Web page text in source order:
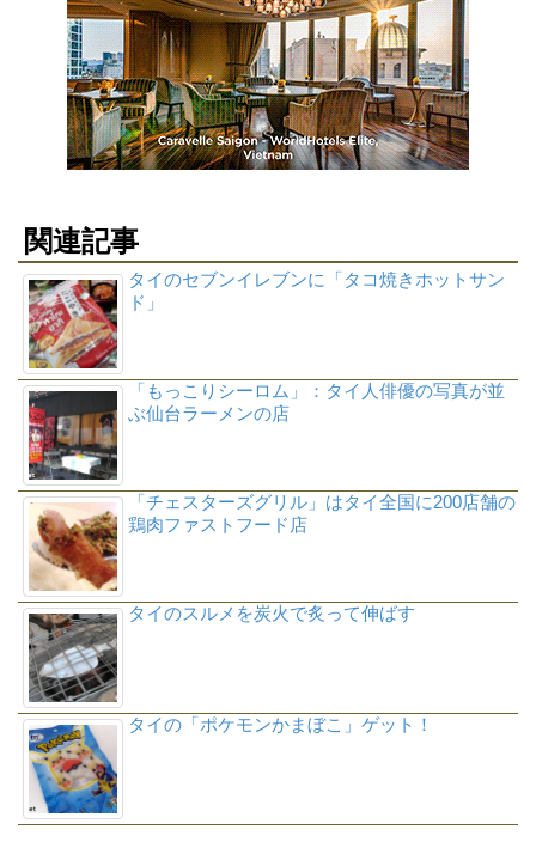
関連記事
タイのセブンイレブンに「タコ焼きホットサン
ド」
「もっこりシーロム」：タイ人俳優の写真が並
ぶ仙台ラーメンの店
「チェスターズグリル」はタイ全国に200店舗の
鶏肉ファストフード店
タイのスルメを炭火で炙って伸ばす
タイの「ポケモンかまぼこ」ゲット！